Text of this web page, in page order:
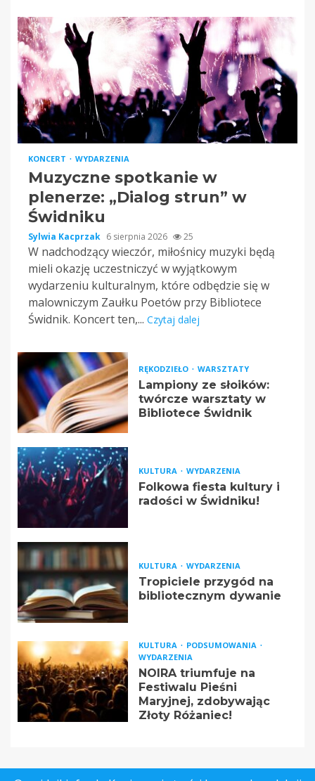
KONCERT WYDARZENIA
Muzyczne spotkanie w
plenerze: „Dialog strun” w
Świdniku
Sylwia Kacprzak 6 sierpnia 2026 25
W nadchodzący wieczór, miłośnicy muzyki będą
mieli okazję uczestniczyć w wyjątkowym
wydarzeniu kulturalnym, które odbędzie się w
malowniczym Zaułku Poetów przy Bibliotece
Świdnik. Koncert ten,... Czytaj dalej
RĘKODZIEŁO WARSZTATY
Lampiony ze słoików:
twórcze warsztaty w
Bibliotece Świdnik
KULTURA WYDARZENIA
Folkowa fiesta kultury i
radości w Świdniku!
KULTURA WYDARZENIA
Tropiciele przygód na
bibliotecznym dywanie
KULTURA
PODSUMOWANIA
WYDARZENIA
NOIRA triumfuje na
Festiwalu Pieśni
Maryjnej, zdobywając
Złoty Różaniec!